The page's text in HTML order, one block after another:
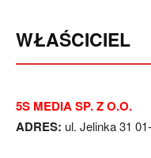
WŁAŚCICIEL
5S MEDIA SP. Z O.O.
ADRES: ul. Jelinka 31